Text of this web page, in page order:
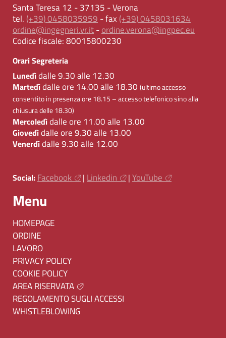
Santa Teresa 12 - 37135 - Verona
tel. (+39) 0458035959 - fax (+39) 0458031634
ordine@ingegneri.vr.it-ordine.verona@ingpec.eu
Codice fiscale:80015800230
Orari Segreteria
Lunedìdalle 9.30 alle 12.30
Martedìdalle ore 14.00 alle 18.30 (ultimo accesso
consentito in presenza ore 18.15 – accesso telefonico sino alla
chiusura delle 18.30)
Mercoledìdalle ore 11.00 alle 13.00
Giovedìdalle ore 9.30 alle 13.00
Venerdìdalle 9.30 alle 12.00
Social: Facebook | Linkedin | YouTube
Menu
HOMEPAGE
ORDINE
LAVORO
PRIVACY POLICY
COOKIE POLICY
AREA RISERVATA
REGOLAMENTO SUGLI ACCESSI
WHISTLEBLOWING